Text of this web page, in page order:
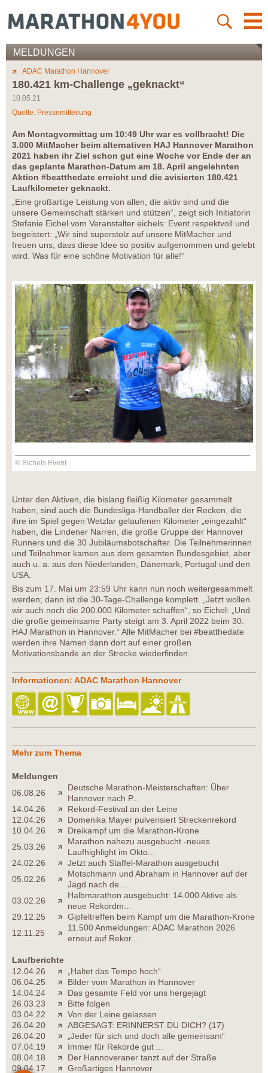
MELDUNGEN
ADAC Marathon Hannover
180.421 km-Challenge „geknackt“
10.05.21
Quelle: Pressemitteilung
Am Montagvormittag um 10:49 Uhr war es vollbracht! Die
3.000 MitMacher beim alternativen HAJ Hannover Marathon
2021 haben ihr Ziel schon gut eine Woche vor Ende der an
das geplante Marathon-Datum am 18. April angelehnten
Aktion #beatthedate erreicht und die avisierten 180.421
Laufkilometer geknackt.
„Eine großartige Leistung von allen, die aktiv sind und die
unsere Gemeinschaft stärken und stützen“, zeigt sich Initiatorin
Stefanie Eichel vom Veranstalter eichels: Event respektvoll und
begeistert: „Wir sind superstolz auf unsere MitMacher und
freuen uns, dass diese Idee so positiv aufgenommen und gelebt
wird. Was für eine schöne Motivation für alle!“
© Eichels Event
Unter den Aktiven, die bislang fleißig Kilometer gesammelt
haben, sind auch die Bundesliga-Handballer der Recken, die
ihre im Spiel gegen Wetzlar gelaufenen Kilometer „eingezahlt“
haben, die Lindener Narren, die große Gruppe der Hannover
Runners und die 30 Jubiläumsbotschafter. Die Teilnehmerinnen
und Teilnehmer kamen aus dem gesamten Bundesgebiet, aber
auch u. a. aus den Niederlanden, Dänemark, Portugal und den
USA.
Bis zum 17. Mai um 23:59 Uhr kann nun noch weitergesammelt
werden; dann ist die 30-Tage-Challenge komplett. „Jetzt wollen
wir auch noch die 200.000 Kilometer schaffen“, so Eichel: „Und
die große gemeinsame Party steigt am 3. April 2022 beim 30.
HAJ Marathon in Hannover.“ Alle MitMacher bei #beatthedate
werden ihre Namen dann dort auf einer großen
Motivationsbande an der Strecke wiederfinden.
Informationen: ADAC Marathon Hannover
Mehr zum Thema
Meldungen
06.08.26
Deutsche Marathon-Meisterschaften: Über
Hannover nach P...
14.04.26
Rekord-Festival an der Leine
12.04.26
Domenika Mayer pulverisiert Streckenrekord
10.04.26
Dreikampf um die Marathon-Krone
25.03.26
Marathon nahezu ausgebucht -neues
Laufhighlight im Okto...
24.02.26
Jetzt auch Staffel-Marathon ausgebucht
05.02.26
Motschmann und Abraham in Hannover auf der
Jagd nach de...
03.02.26
Halbmarathon ausgebucht: 14.000 Aktive als
neue Rekordm...
29.12.25
Gipfeltreffen beim Kampf um die Marathon-Krone
12.11.25
11.500 Anmeldungen: ADAC Marathon 2026
erneut auf Rekor...
Laufberichte
12.04.26
„Haltet das Tempo hoch“
06.04.25
Bilder vom Marathon in Hannover
14.04.24
Das gesamte Feld vor uns hergejagt
26.03.23
Bitte folgen
03.04.22
Von der Leine gelassen
26.04.20
ABGESAGT: ERINNERST DU DICH? (17)
26.04.20
„Jeder für sich und doch alle gemeinsam“
07.04.19
Immer für Rekorde gut ...
08.04.18
Der Hannoveraner tanzt auf der Straße
09.04.17
Großartiges Hannover